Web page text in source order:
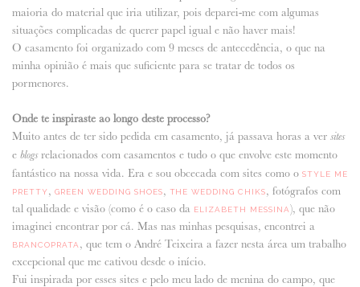
maioria do material que iria utilizar, pois deparei-me com algumas
situações complicadas de querer papel igual e não haver mais!
O casamento foi organizado com 9 meses de antecedência, o que na
minha opinião é mais que suficiente para se tratar de todos os
pormenores.
Onde te inspiraste ao longo deste processo?
Muito antes de ter sido pedida em casamento, já passava horas a ver sites
e blogsrelacionados com casamentos e tudo o que envolve este momento
fantástico na nossa vida. Era e sou obcecada com sites como o STYLE ME
PRETTY, GREEN WEDDING SHOES, THE WEDDING CHIKS, fotógrafos com
tal qualidade e visão (como é o caso da
ELIZABETH MESSINA), que não
imaginei encontrar por cá. Mas nas minhas pesquisas, encontrei a
BRANCOPRATA , que tem o André Teixeira a fazer nesta área um trabalho
excepcional que me cativou desde o início.
Fui inspirada por esses sites e pelo meu lado de menina do campo, que